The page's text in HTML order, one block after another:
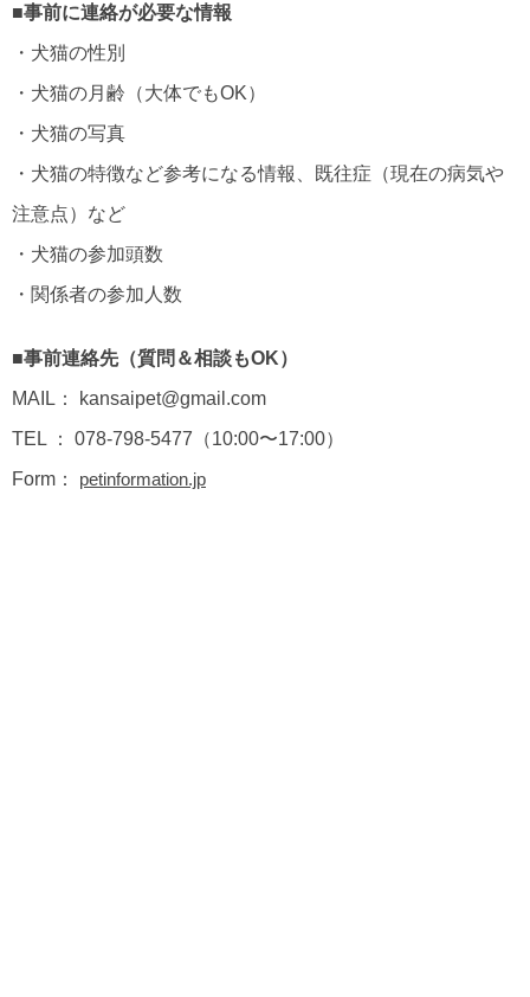
■事前に連絡が必要な情報
・犬猫の性別
・犬猫の月齢（大体でもOK）
・犬猫の写真
・犬猫の特徴など参考になる情報、既往症（現在の病気や
注意点）など
・犬猫の参加頭数
・関係者の参加人数
■事前連絡先（質問＆相談もOK）
MAIL： kansaipet@gmail.com
TEL ： 078-798-5477（10:00〜17:00）
Form： petinformation.jp